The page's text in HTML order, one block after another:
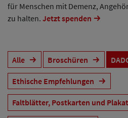
für Menschen mit Demenz,
zu halten. Jetzt spenden
Alle Broschüren
Ethische Empfehlungen
Faltblätter, Postkarten und